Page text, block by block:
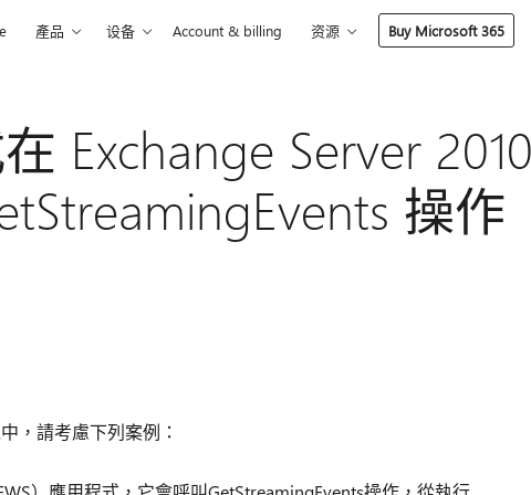
產品 设备 Account & billing 资源 Buy Microsoft 365
Exchange Server 2010
操作
，請考慮下列案例：